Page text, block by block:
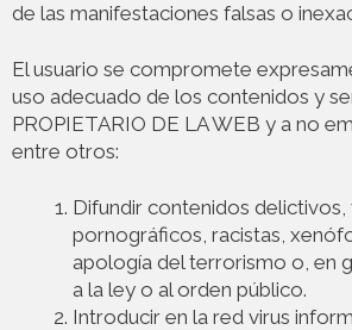
de las manifestaciones falsas o
El usuario se compromete
uso adecuado de los contenidos y
PROPIETARIO DE LA WEB y a no
entre otros:
Difundir contenidos delictivos,
pornográficos, racistas,
apología del terrorismo o, en
a la ley o al orden público.
Introducir en la red virus